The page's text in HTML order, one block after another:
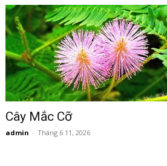
Cây Mắc Cỡ
admin - Tháng 6 11, 2026